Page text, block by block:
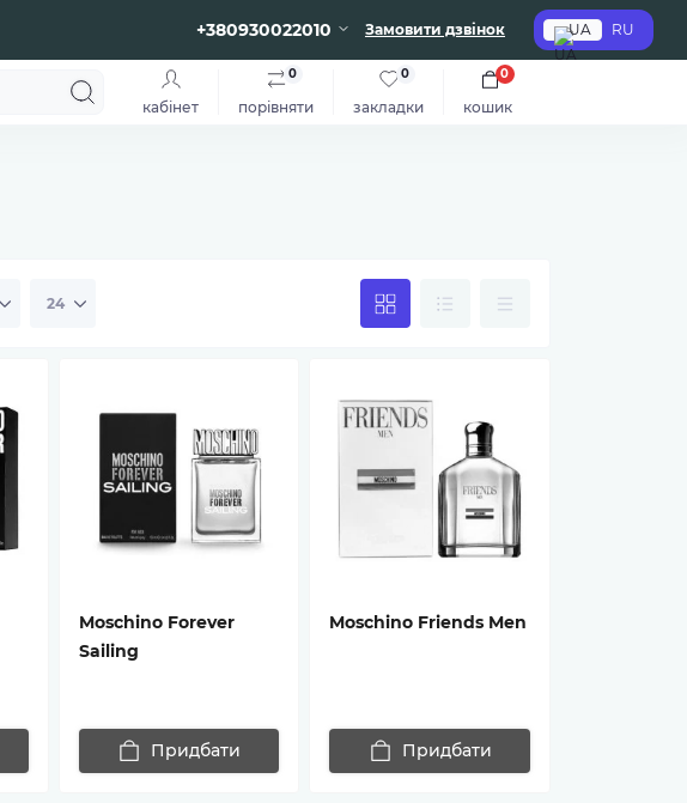
+380930022010 Замовити дзвінок UA RU
кабінет порівняти
0
закладки
0
кошик
0
Moschino Forever
Sailing
Придбати
Moschino Friends Men
Придбати